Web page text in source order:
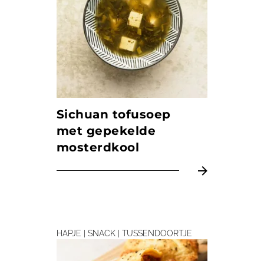
Sichuan tofusoep
met gepekelde
mosterdkool
HAPJE | SNACK | TUSSENDOORTJE